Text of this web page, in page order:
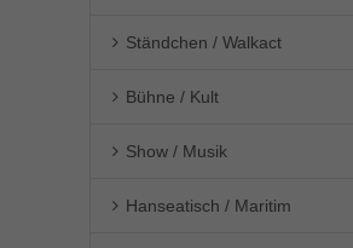
Ständchen / Walkact
Bühne / Kult
Show / Musik
Hanseatisch / Maritim